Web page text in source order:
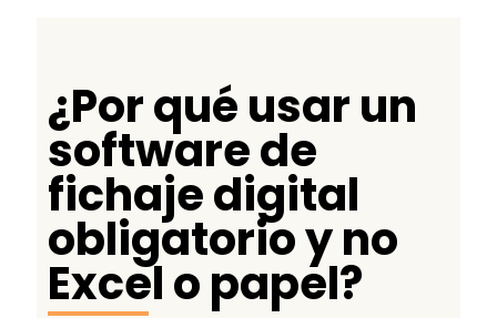
¿Por qué usar un
software de
fichaje digital
obligatorio y no
Excel o papel?